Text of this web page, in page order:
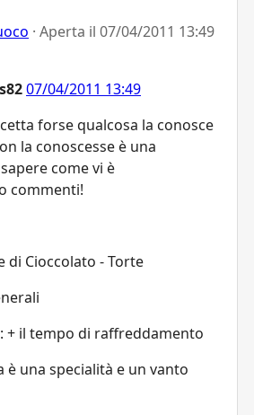
· Aperta il 07/04/2011 13:49
07/04/2011 13:49
forse qualcosa la conosce
la conoscesse è una
come vi è
commenti!
di Cioccolato - Torte
+ il tempo di raffreddamento
è una specialità e un vanto